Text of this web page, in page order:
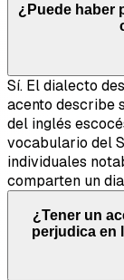
¿Puede haber
Sí. El dialecto
acento describe
del inglés
vocabulario del
individuales
comparten un
¿Tener un
perjudica en